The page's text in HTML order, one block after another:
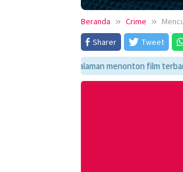
Beranda Crime
Sharer
Tweet
pengalaman menonton film terbaru dengan